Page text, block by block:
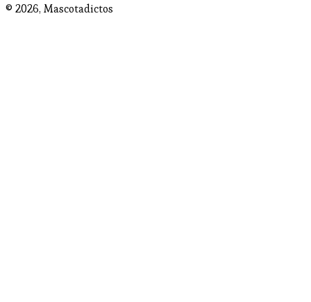
© 2026, Mascotadictos